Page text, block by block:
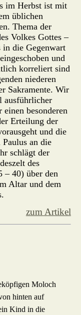
im Herbst ist mit
üblichen
Thema der
Volkes Gottes –
die Gegenwart
und
korreliert sind
niederen
Sakramente. Wir
ausführlicher
besonderen
Erteilung der
und die
an die
schlägt der
des
– 40) über den
Altar und dem
zum Artikel